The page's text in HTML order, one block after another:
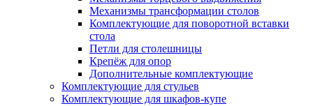
Механизмы трансформации столов
Комплектующие для поворотной вставки
стола
Петли для столешницы
Крепёж для опор
Дополнительные комплектующие
Комплектующие для стульев
Комплектующие для шкафов-купе